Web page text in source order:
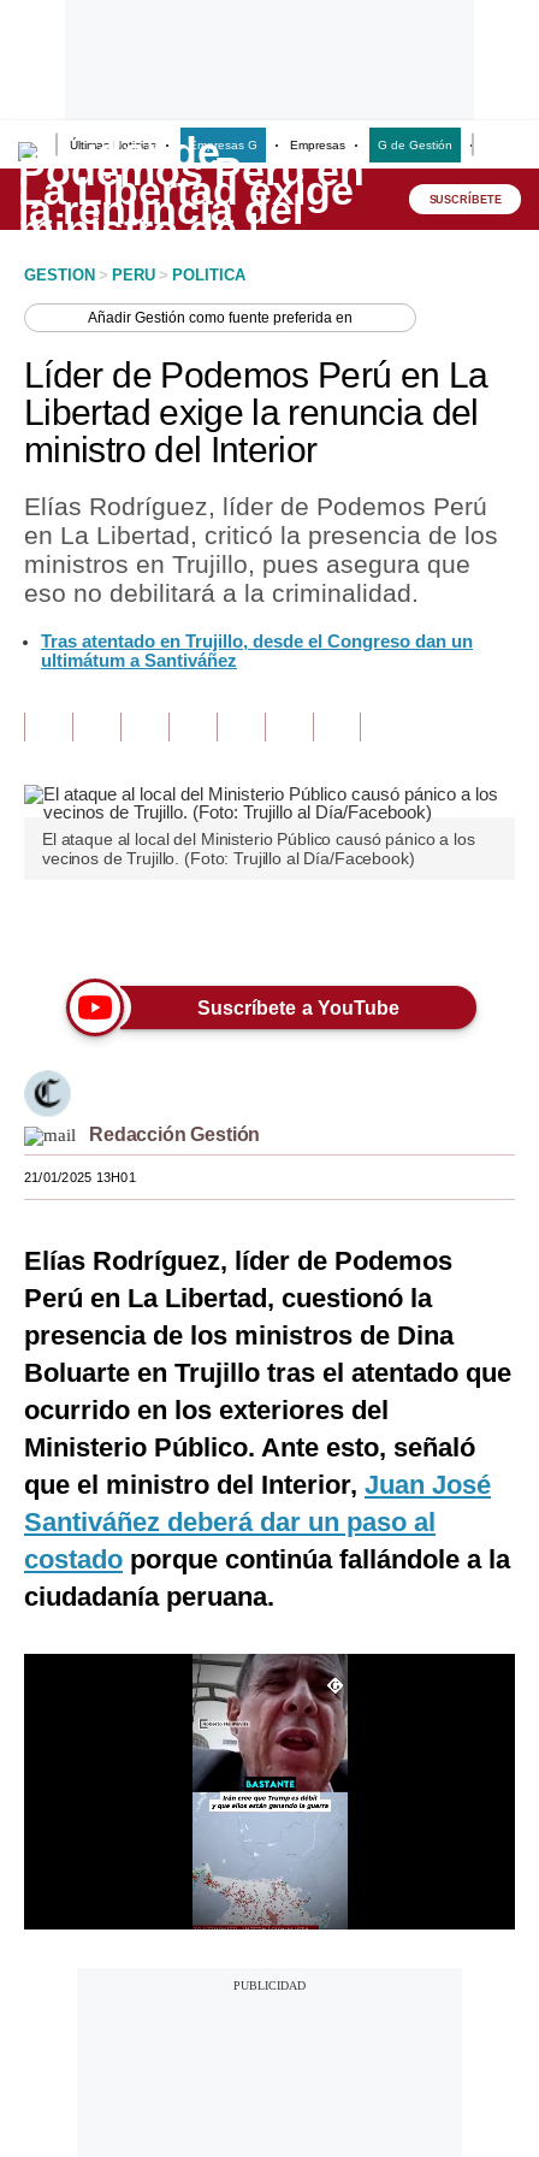
Últimas Noticias Empresas G Empresas G de Gestión
Lo último
Peru Quiosco
Economía
Mercados
Política
Finanzas Personales
Editorial
Pregunta de hoy
Lujo
Moda
Estilos
EEUU
México
Internacional
Tecnología
Club del Suscriptor
G de Gestión
SUSCRÍBETE
GESTION > PERU > POLITICA
AñadirGestión como fuente preferida en
Líder de Podemos Perú en La
Libertad exige la renuncia del
ministro del Interior
Elías Rodríguez, líder de Podemos Perú
en La Libertad, criticó la presencia de los
ministros en Trujillo, pues asegura que
eso no debilitará a la criminalidad.
Tras atentado en Trujillo, desde el Congreso dan un
ultimátum a Santiváñez
El ataque al local del Ministerio Público causó pánico a los
vecinos de Trujillo. (Foto: Trujillo al Día/Facebook)
Suscríbete a YouTube
Redacción Gestión
21/01/2025 13H01
Elías Rodríguez, líder de Podemos
Perú en La Libertad, cuestionó la
presencia de los ministros de Dina
Boluarte en Trujillo tras el atentado que
ocurrido en los exteriores del
Ministerio Público. Ante esto, señaló
que el ministro del Interior, Juan José
Santiváñez deberá dar un paso al
costado porque continúa fallándole a la
ciudadanía peruana.